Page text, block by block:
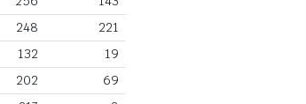
248 221
132 19
202 69